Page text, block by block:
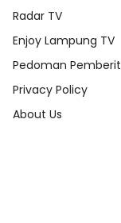
Radar TV
Enjoy Lampung TV
Pedoman
Privacy Policy
About Us